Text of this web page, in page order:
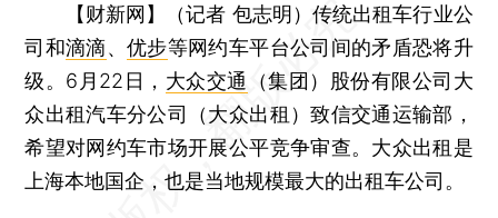
【财新网】（记者 包志明） 传统出租车行业公
司和滴滴、优步等网约车平台公司间的矛盾恐将升
级。6月22日， 大众交通
（集团）股份有限公司大
众出租汽车分公司（大众出租）致信交通运输部，
希望对网约车市场开展公平竞争审查。大众出租是
上海本地国企，也是当地规模最大的出租车公司。